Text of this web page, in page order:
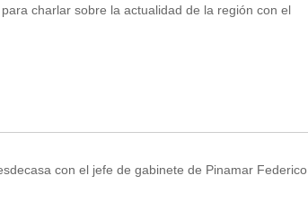
charlar sobre la actualidad de la región con el
con el jefe de gabinete de Pinamar Federico